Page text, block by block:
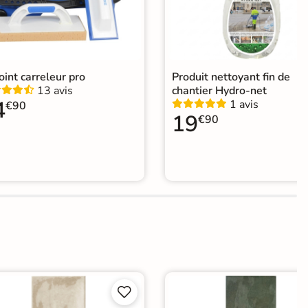
carreleur pro
13 avis
€90
Produit nettoyant fin de
chantier Hydro-net
1 avis
19€90

